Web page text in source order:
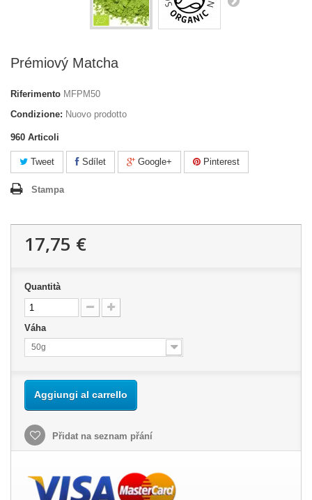
Prémiový Matcha
Riferimento MFPM50
Condizione: Nuovo prodotto
960 Articoli
Tweet Sdílet Google+ Pinterest
Stampa
17,75 €
Quantità
Váha
50g
Aggiungi al carrello
Přidat na seznam přání